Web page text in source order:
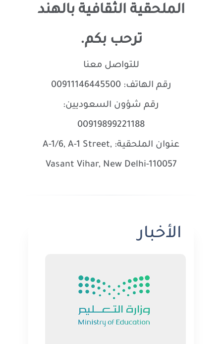
الملحقية الثقافية بالهند
ترحب بكم.
للتواصل معنا
​​​​​رقم الهاتف: 00911146445500
رقم شؤون السعوديين:
00919899221188
عنوان الملحقية: A-1/6, A-1 Street,
Vasant Vihar, New Delhi-110057
الأخبار